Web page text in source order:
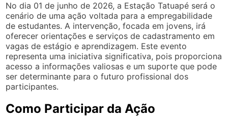
No dia 01 de junho de 2026, a Estação Tatuapé será o
cenário de uma ação voltada para a empregabilidade
de estudantes. A intervenção, focada em jovens, irá
oferecer orientações e serviços de cadastramento em
vagas de estágio e aprendizagem. Este evento
representa uma iniciativa significativa, pois proporciona
acesso a informações valiosas e um suporte que pode
ser determinante para o futuro profissional dos
participantes.
Como Participar da Ação